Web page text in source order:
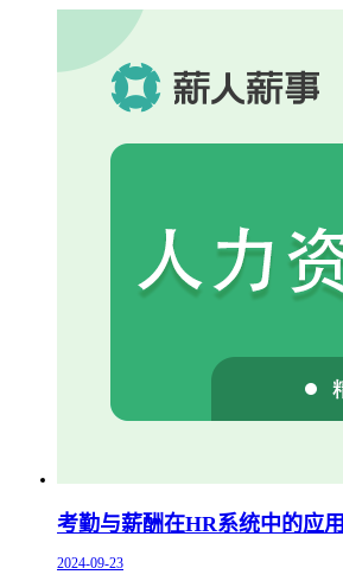
考勤与薪酬在HR系统中的应用
2024-09-23